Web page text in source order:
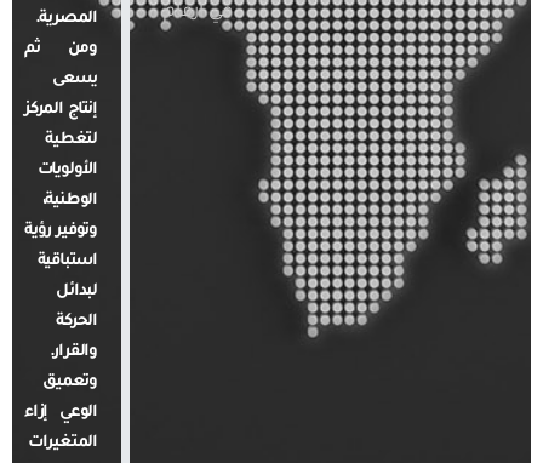
في أرقام
المصرية.
ومن ثم
يسعى
إنتاج المركز
لتغطية
الأولويات
الوطنية،
وتوفير رؤية
استباقية
لبدائل
الحركة
والقرار.
وتعميق
الوعي إزاء
المتغيرات